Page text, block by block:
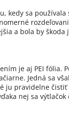
kedy sa
a bola by škoda
je aj PEI fólia.
Jedná sa
ju pravidelne
nej sa